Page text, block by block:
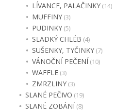
LÍVANCE, PALAČINKY (14)
MUFFINY (3)
PUDINKY (5)
SLADKÝ CHLÉB (4)
SUŠENKY, TYČINKY (7)
VÁNOČNÍ PEČENÍ (10)
WAFFLE (3)
ZMRZLINY (3)
SLANÉ PEČIVO (19)
SLANÉ ZOBÁNÍ (8)